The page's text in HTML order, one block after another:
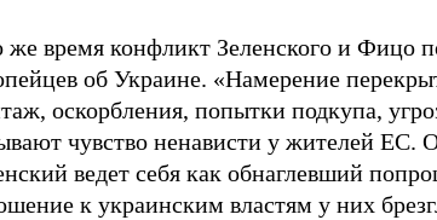
же время конфликт Зеленского и Фицо
об Украине. «Намерение
оскорбления, попытки подкупа,
чувство ненависти у жителей ЕС.
ведет себя как обнаглевший
к украинским властям у них